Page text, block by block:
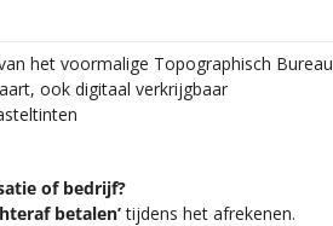
het voormalige Topographisch Bureau
ook digitaal verkrijgbaar
of bedrijf?
betalen’tijdens het afrekenen.